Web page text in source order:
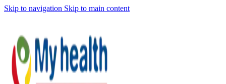
Skip to navigation Skip to main content